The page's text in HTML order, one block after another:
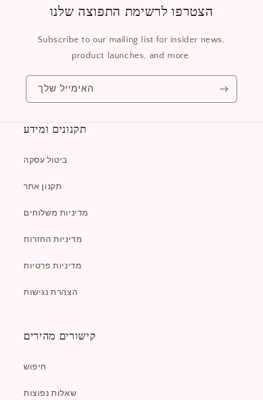
הצטרפו לרשימת התפוצה שלנו
Subscribe to our mailing list for insider news,
product launches, and more.
האימייל שלך
תקנונים ומידע
ביטול עסקה
תקנון אתר
מדיניות משלוחים
מדיניות החזרות
מדיניות פרטיות
הצהרת נגישות
קישורים מהירים
חיפוש
שאלות נפוצות